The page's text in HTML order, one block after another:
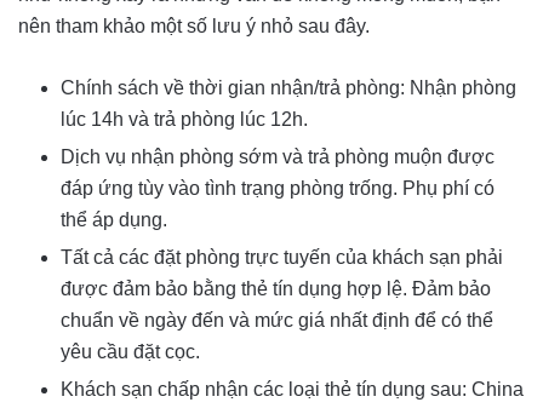
nên tham khảo một số lưu ý nhỏ sau đây.
Chính sách về thời gian nhận/trả phòng: Nhận phòng
lúc 14h và trả phòng lúc 12h.
Dịch vụ nhận phòng sớm và trả phòng muộn được
đáp ứng tùy vào tình trạng phòng trống. Phụ phí có
thể áp dụng.
Tất cả các đặt phòng trực tuyến của khách sạn phải
được đảm bảo bằng thẻ tín dụng hợp lệ. Đảm bảo
chuẩn về ngày đến và mức giá nhất định để có thể
yêu cầu đặt cọc.
Khách sạn chấp nhận các loại thẻ tín dụng sau: China